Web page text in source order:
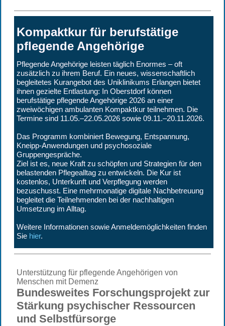
Kompaktkur für berufstätige
pflegende Angehörige
Pflegende Angehörige leisten täglich Enormes – oft
zusätzlich zu ihrem Beruf. Ein neues, wissenschaftlich
begleitetes Kurangebot des Uniklinikums Erlangen bietet
ihnen gezielte Entlastung: In Oberstdorf können
berufstätige pflegende Angehörige 2026 an einer
zweiwöchigen ambulanten Kompaktkur teilnehmen. Die
Termine sind 11.05.–22.05.2026 sowie 09.11.–20.11.2026.
Das Programm kombiniert Bewegung, Entspannung,
Kneipp-Anwendungen und psychosoziale
Gruppengespräche.
Ziel ist es, neue Kraft zu schöpfen und Strategien für den
belastenden Pflegealltag zu entwickeln. Die Kur ist
kostenlos, Unterkunft und Verpflegung werden
bezuschusst. Eine mehrmonatige digitale Nachbetreuung
begleitet die Teilnehmenden bei der nachhaltigen
Umsetzung im Alltag.
Weitere Informationen sowie Anmeldemöglichkeiten finden
Sie hier.
Unterstützung für pflegende Angehörigen von
Menschen mit Demenz
Bundesweites Forschungsprojekt zur
Stärkung psychischer Ressourcen
und Selbstfürsorge